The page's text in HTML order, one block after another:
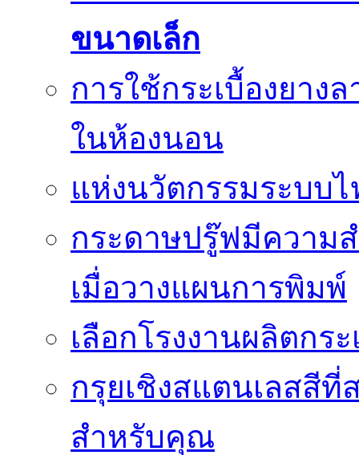
ขนาดเล็ก
การใช้กระเบื้องยาง
ในห้องนอน
แห่งนวัตกรรมระบบ
กระดาษปรู๊ฟมีความ
เมื่อวางแผนการพิมพ์
เลือกโรงงานผลิตก
กรุยเชิงสแตนเลสสี
สำหรับคุณ